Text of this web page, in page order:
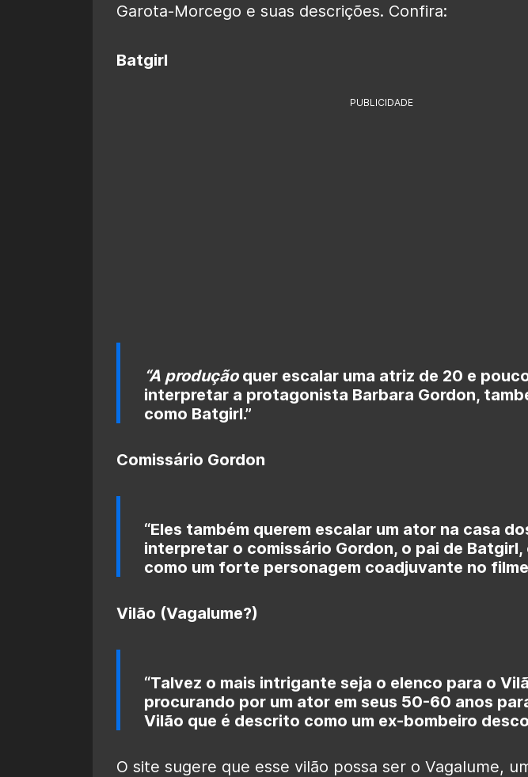
Garota-Morcego e suas descrições. Confira:
Batgirl
PUBLICIDADE
“A produção quer escalar uma atriz de 20 e
interpretar a protagonista Barbara Gordon,
como Batgirl.”
Comissário Gordon
“Eles também querem escalar um ator na casa
interpretar o comissário Gordon, o pai de Batgirl,
como um forte personagem coadjuvante no
Vilão (Vagalume?)
“Talvez o mais intrigante seja o elenco para o
procurando por um ator em seus 50-60 anos
Vilão que é descrito como um ex-bombeiro
O site sugere que esse vilão possa ser o Vagalume,